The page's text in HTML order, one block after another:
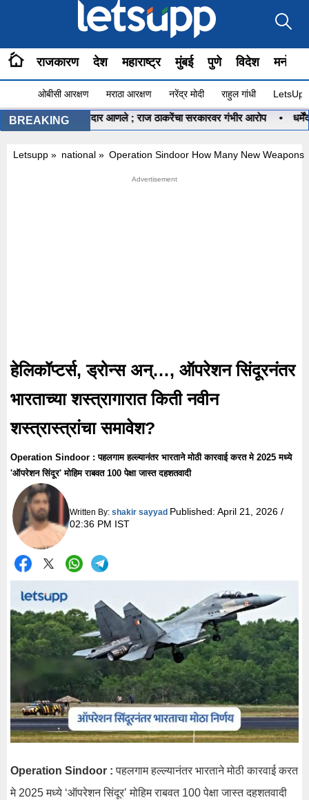
राजकारण देश महाराष्ट्र मुंबई पुणे विदेश
ओबीसी आरक्षण मराठा आरक्षण नरेंद्र मोदी राहुल गांधी
BREAKING
कंत्राटदार आणले ; राज ठाकरेंचा सरकारवर गंभीर आरोप • धर्मेंद्र
Letsupp » national » Operation Sindoor How Many New Weapons
हेलिकॉप्टर्स, ड्रोन्स अन्…, ऑपरेशन सिंदूरनंतर
भारताच्या शस्त्रागारात किती नवीन
शस्त्रास्त्रांचा समावेश?
Operation Sindoor : पहलगाम हल्ल्यानंतर भारताने मोठी कारवाई करत मे 2025 मध्ये
'ऑपरेशन सिंदूर' मोहिम राबवत 100 पेक्षा जास्त दहशतवादी
Written By: shakir sayyad Published: April 21, 2026 /
02:36 PM IST
Operation Sindoor : पहलगाम हल्ल्यानंतर भारताने मोठी कारवाई करत
मे 2025 मध्ये ‘ऑपरेशन सिंदूर’ मोहिम राबवत 100 पेक्षा जास्त दहशतवादी